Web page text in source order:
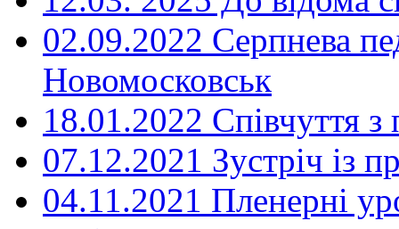
02.09.2022 Серпнева
Новомосковськ
18.01.2022 Співчуття з
07.12.2021 Зустріч із
04.11.2021 Пленерні